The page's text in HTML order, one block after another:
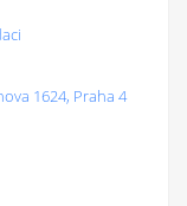
1624, Praha 4